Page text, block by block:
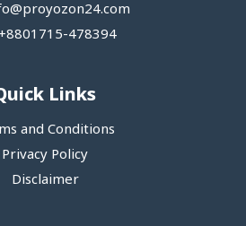
+8801715-478394
Links
and Conditions
Privacy Policy
Disclaimer